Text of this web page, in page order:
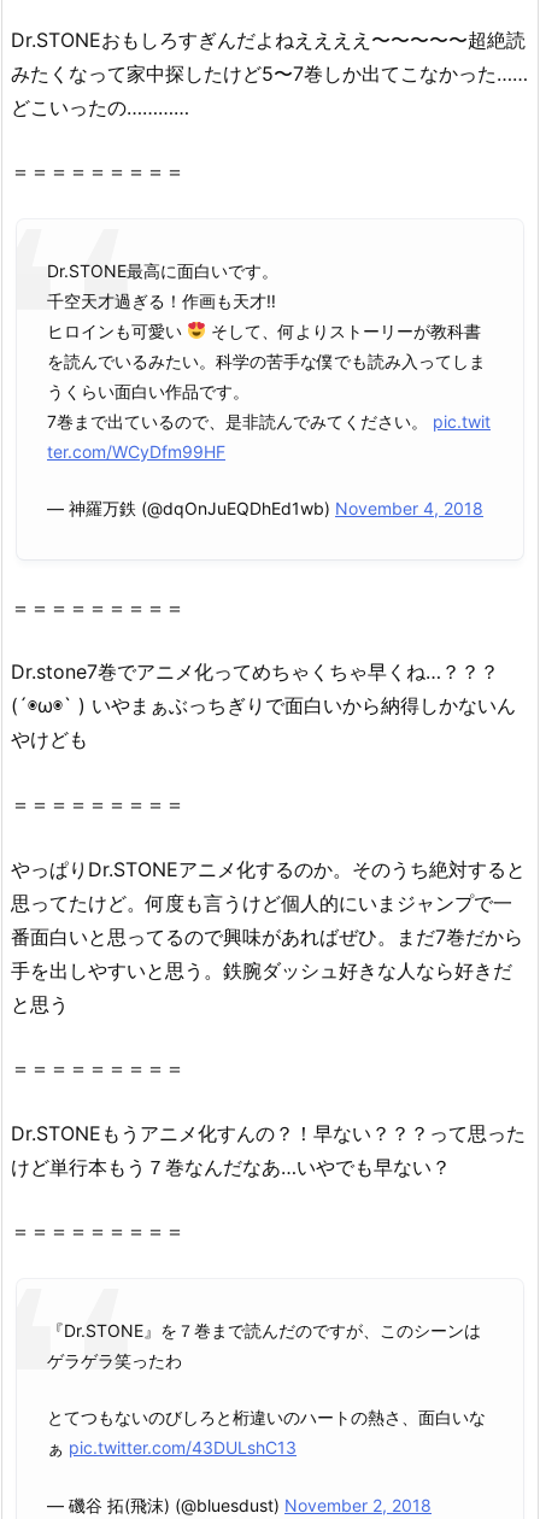
料
読
破
神
で
め
な
い
理
r.
T
O
N
7
を
法
性
抜
群
z
p
や
め
な
理
由
Dr.STONEおもしろすぎんだよねええええ〜〜〜〜〜超絶読
みたくなって家中探したけど5〜7巻しか出てこなかった……
どこいったの…………
＝＝＝＝＝＝＝＝＝
Dr.STONE最高に面白いです。
千空天才過ぎる！作画も天才‼︎
ヒロインも可愛い
そして、何よりストーリーが教科書
を読んでいるみたい。科学の苦手な僕でも読み入ってしま
うくらい面白い作品です。
7巻まで出ているので、是非読んでみてください。 pic.twit
ter.com/WCyDfm99HF
— 神羅万鉄 (@dqOnJuEQDhEd1wb) November 4, 2018
＝＝＝＝＝＝＝＝＝
Dr.stone7巻でアニメ化ってめちゃくちゃ早くね…？？？
(´◉ω◉` ) いやまぁぶっちぎりで面白いから納得しかないん
やけども
＝＝＝＝＝＝＝＝＝
やっぱり Dr.STONEアニメ化するのか。そのうち絶対すると
思ってたけど。何度も言うけど個人的にいまジャンプで一
番面白いと思ってるので興味があればぜひ。まだ7巻だから
手を出しやすいと思う。鉄腕ダッシュ好きな人なら好きだ
と思う
＝＝＝＝＝＝＝＝＝
Dr.STONE もうアニメ化すんの？！早ない？？？って思った
けど単行本もう７巻なんだなあ…いやでも早ない？
＝＝＝＝＝＝＝＝＝
『Dr.STONE』を７巻まで読んだのですが、このシーンは
ゲラゲラ笑ったわ
とてつもないのびしろと桁違いのハートの熱さ、面白いな
ぁ pic.twitter.com/43DULshC13
— 磯谷 拓(飛沫) (@bluesdust) November 2, 2018